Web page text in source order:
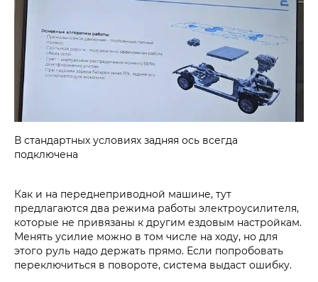
В стандартных условиях задняя ось всегда
подключена
Как и на переднеприводной машине, тут
предлагаются два режима работы электроусилителя,
которые не привязаны к другим ездовым настройкам.
Менять усилие можно в том числе на ходу, но для
этого руль надо держать прямо. Если попробовать
переключиться в повороте, система выдаст ошибку.